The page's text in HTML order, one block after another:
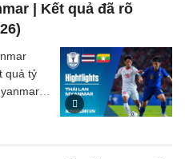
| Kết quả đã rõ
quả tỷ